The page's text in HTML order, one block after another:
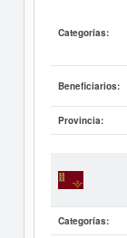
Categorías:
Beneficiarios:
Provincia:
Categorías: